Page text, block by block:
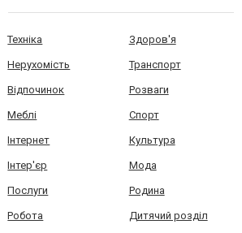
Техніка Здоров'я
Нерухомість Транспорт
Відпочинок Розваги
Меблі Спорт
Інтернет Культура
Інтер'єр Мода
Послуги Родина
Робота Дитячий розділ